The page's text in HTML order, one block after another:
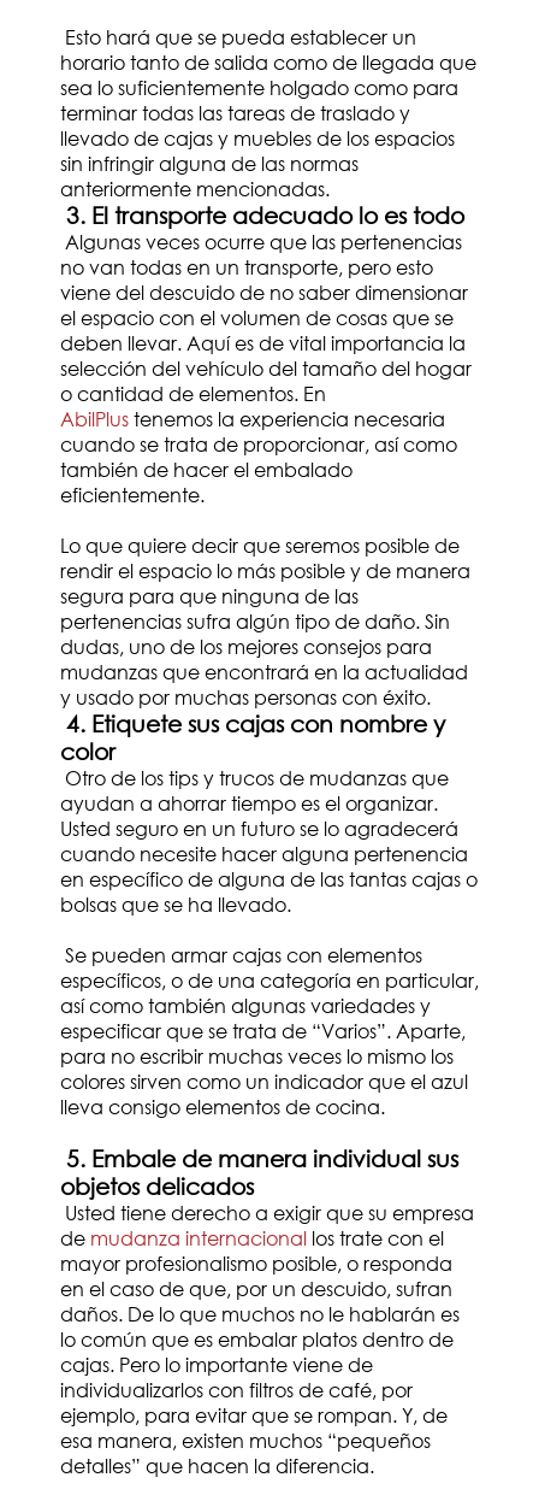
Esto hará que se pueda establecer un
horario tanto de salida como de llegada que
sea lo suficientemente holgado como para
terminar todas las tareas de traslado y
llevado de cajas y muebles de los espacios
sin infringir alguna de las normas
anteriormente mencionadas.
3. El transporte adecuado lo es todo
Algunas veces ocurre que las pertenencias
no van todas en un transporte, pero esto
viene del descuido de no saber dimensionar
el espacio con el volumen de cosas que se
deben llevar. Aquí es de vital importancia la
selección del vehículo del tamaño del hogar
o cantidad de elementos. En
AbilPlustenemos la experiencia necesaria
cuando se trata de proporcionar, así como
también de hacer el embalado
eficientemente.
Lo que quiere decir que seremos posible de
rendir el espacio lo más posible y de manera
segura para que ninguna de las
pertenencias sufra algún tipo de daño. Sin
dudas, uno de los mejores consejos para
mudanzas que encontrará en la actualidad
y usado por muchas personas con éxito.
4. Etiquete sus cajas con nombre y
color
Otro de los tips y trucos de mudanzas que
ayudan a ahorrar tiempo es el organizar.
Usted seguro en un futuro se lo agradecerá
cuando necesite hacer alguna pertenencia
en específico de alguna de las tantas cajas o
bolsas que se ha llevado.
Se pueden armar cajas con elementos
específicos, o de una categoría en particular,
así como también algunas variedades y
especificar que se trata de “Varios”. Aparte,
para no escribir muchas veces lo mismo los
colores sirven como un indicador que el azul
lleva consigo elementos de cocina.
5. Embale de manera individual sus
objetos delicados
Usted tiene derecho a exigir que su empresa
de mudanza internacionallos trate con el
mayor profesionalismo posible, o responda
en el caso de que, por un descuido, sufran
daños. De lo que muchos no le hablarán es
lo común que es embalar platos dentro de
cajas. Pero lo importante viene de
individualizarlos con filtros de café, por
ejemplo, para evitar que se rompan. Y, de
esa manera, existen muchos “pequeños
detalles” que hacen la diferencia.